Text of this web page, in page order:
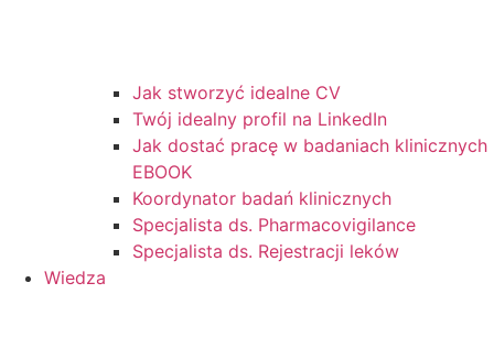
Jak stworzyć idealne CV
Twój idealny profil na LinkedIn
Jak dostać pracę w badaniach klinicznych
EBOOK
Koordynator badań klinicznych
Specjalista ds. Pharmacovigilance
Specjalista ds. Rejestracji leków
Wiedza